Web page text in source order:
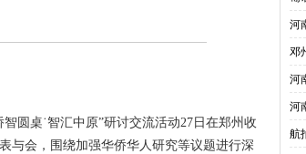
桌˙智汇中原”研讨交流活动27日在郑州收
与会，围绕加强华侨华人研究等议题进行深
河
邓
河
河
航